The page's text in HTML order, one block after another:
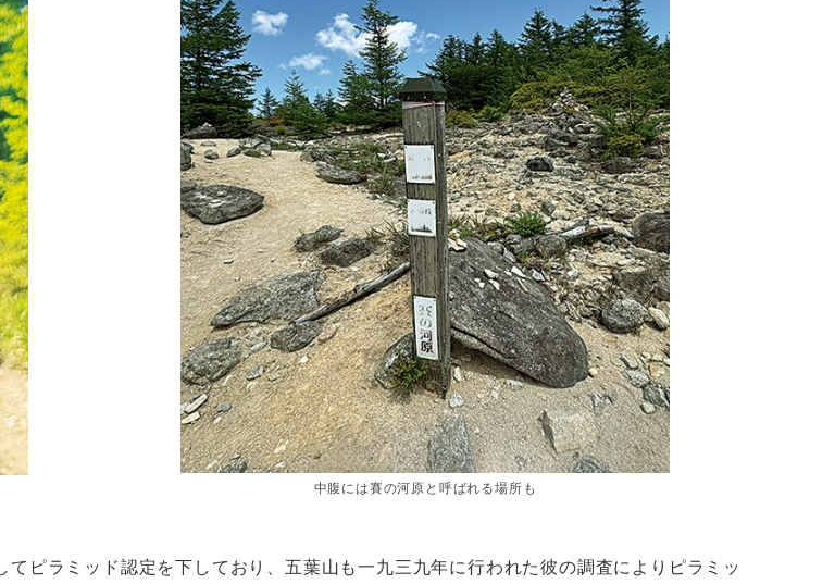
中腹には賽の河原と呼ばれる場所も
ピラミッド認定を下しており、五葉山も一九三九年に行われた彼の調査によりピラミッ